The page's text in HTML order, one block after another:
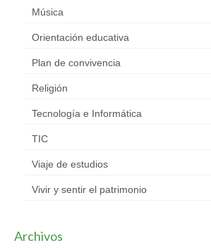
Música
Orientación educativa
Plan de convivencia
Religión
Tecnología e Informática
TIC
Viaje de estudios
Vivir y sentir el patrimonio
Archivos